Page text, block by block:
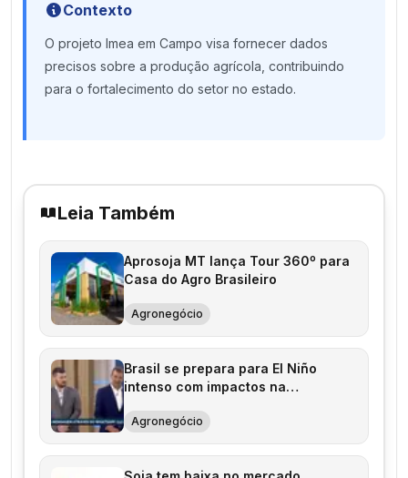
Contexto
O projeto Imea em Campo visa fornecer dados
precisos sobre a produção agrícola, contribuindo
para o fortalecimento do setor no estado.
Leia Também
Aprosoja MT lança Tour 360º para
Casa do Agro Brasileiro
Agronegócio
Brasil se prepara para El Niño
intenso com impactos na
Agronegócio